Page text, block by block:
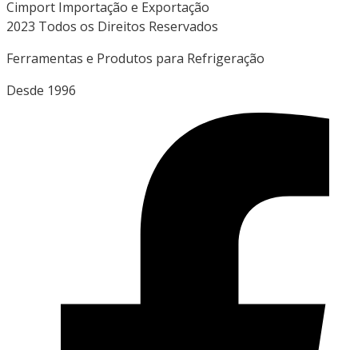
Cimport Importação e Exportação
2023 Todos os Direitos Reservados
Ferramentas e Produtos para Refrigeração
Desde 1996